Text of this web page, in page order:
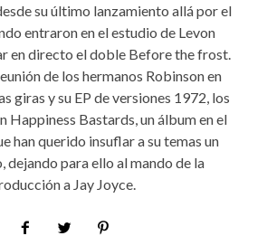
su último lanzamiento allá por el
entraron en el estudio de Levon
en directo el doble Before the frost.
de los hermanos Robinson en
giras y su EP de versiones 1972, los
Happiness Bastards, un álbum en el
han querido insuflar a su temas un
dejando para ello al mando de la
a Jay Joyce.